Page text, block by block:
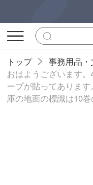
トップ
事務用品・
おはようございます
ープが貼ってありま
庫の地面の標識は10巻